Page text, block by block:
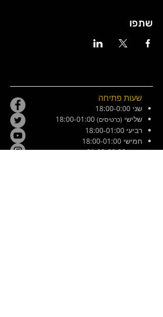
שתפו
שעות פתיחה
שני 18:00-0:00
שלישי (כרטיסים)
רביעי 18:00-01:00
חמישי 18:00-01:00
שישי 21:00-02:30